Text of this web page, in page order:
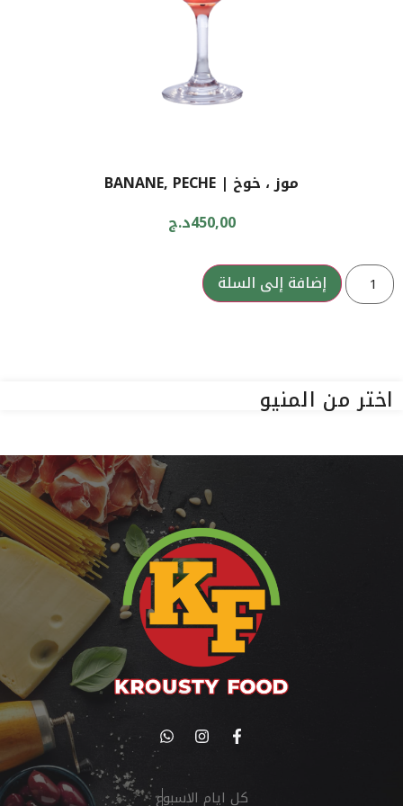
موز ، خوخ | BANANE, PECHE
450,00د.ج
إضافة إلى السلة
اختر من المنيو
كل ايام الاسبوع